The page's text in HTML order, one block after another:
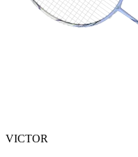
VICTOR